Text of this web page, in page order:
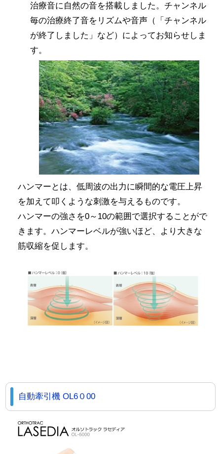
治療音に自然の音を搭載しました。チャンネル
毎の治療終了音をリズムや音声（「チャンネル
が終了しました」など）によってお知らせしま
す。
ハンマーとは、低周波の出力に瞬間的な電圧上昇
を加えて叩くような刺激を与えるものです。
ハンマーの強さを0～10の範囲で選択することがで
きます。ハンマーレベルが強いほど、より大きな
筋収縮を促します。
自動牽引機 OL6０00